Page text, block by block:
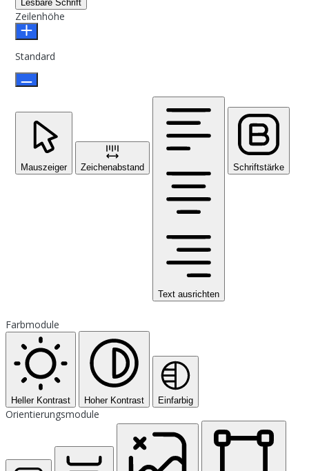
Lesbare Schrift
Zeilenhöhe
Standard
Mauszeiger Zeichenabstand
Text ausrichten
Schriftstärke
Farbmodule
Heller Kontrast Hoher Kontrast Einfarbig
Orientierungsmodule